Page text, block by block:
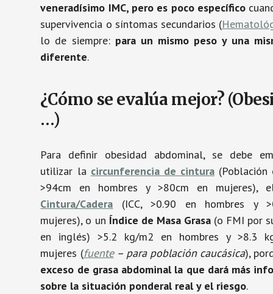
veneradísimo IMC, pero es poco específico
supervivencia o síntomas secundarios (
lo de siempre: para un mismo peso y una
diferente.
¿Cómo se evalúa mejor?
…)
Para definir obesidad abdominal, se debe
utilizar la circunferencia de cintura (Población
>94cm en hombres y >80cm en mujeres),
Cintura/Cadera (ICC, >0.90 en hombres y
mujeres), o un Índice de Masa Grasa(o FMI por
en inglés) >5.2 kg/m2 en hombres y >8.3
mujeres (fuente– para población caucásica),
exceso de grasa abdominal la que dará más
sobre la situación ponderal real y el riesgo.